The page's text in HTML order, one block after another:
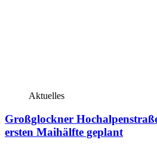
Aktuelles
Großglockner
ersten Maihälfte geplant